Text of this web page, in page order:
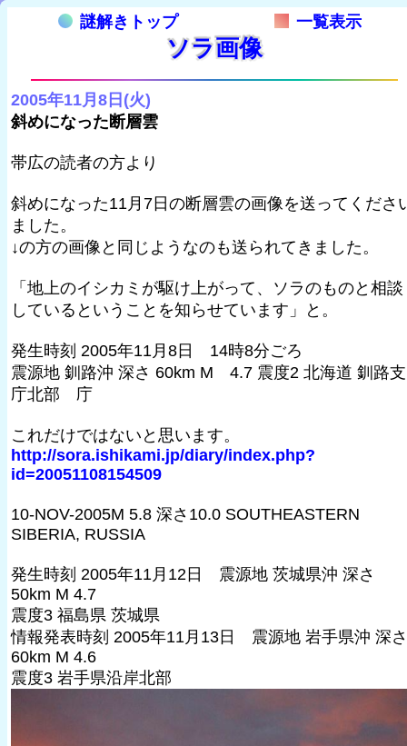
謎解きトップ 一覧表示
ソラ画像
2005年11月8日(火)
斜めになった断層雲
帯広の読者の方より
斜めになった11月7日の断層雲の画像を送ってくださ
ました。
↓の方の画像と同じようなのも送られてきました。
「地上のイシカミが駆け上がって、ソラのものと相談
しているということを知らせています」と。
発生時刻 2005年11月8日 14時8分ごろ
震源地 釧路沖 深さ 60km M 4.7 震度2 北海道 釧路支
庁北部 庁
これだけではないと思います。
http://sora.ishikami.jp/diary/index.php?
id=20051108154509
10-NOV-2005M 5.8 深さ10.0 SOUTHEASTERN
SIBERIA, RUSSIA
発生時刻 2005年11月12日 震源地 茨城県沖 深さ
50km M 4.7
震度3 福島県 茨城県
情報発表時刻 2005年11月13日 震源地 岩手県沖 深さ
60km M 4.6
震度3 岩手県沿岸北部